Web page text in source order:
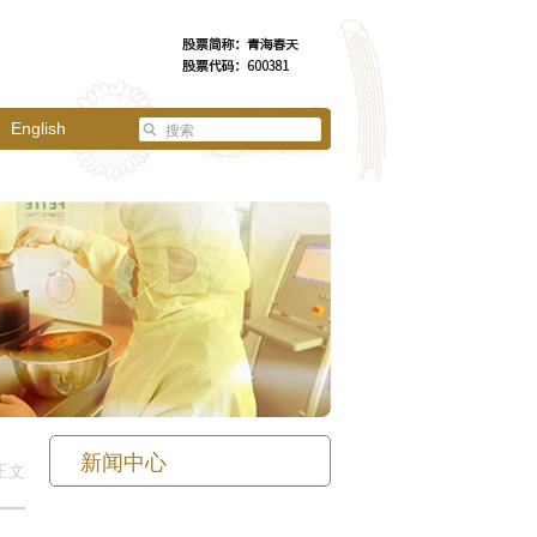
English
新闻中心
文